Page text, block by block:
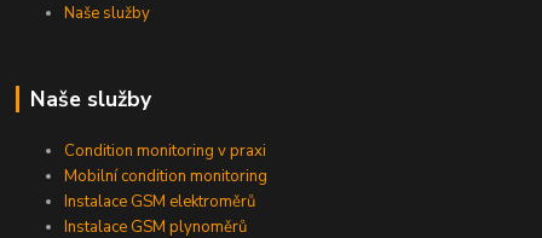
Naše služby
Naše služby
Condition monitoring v praxi
Mobilní condition monitoring
Instalace GSM elektroměrů
Instalace GSM plynoměrů